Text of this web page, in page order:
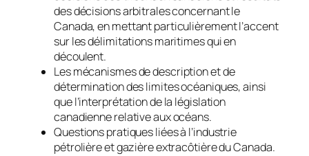
des décisions arbitrales concernant le
Canada, en mettant particulièrement l’accent
sur les délimitations maritimes qui en
découlent.
Les mécanismes de description et de
détermination des limites océaniques, ainsi
que l’interprétation de la législation
canadienne relative aux océans.
Questions pratiques liées à l’industrie
pétrolière et gazière extracôtière du Canada.